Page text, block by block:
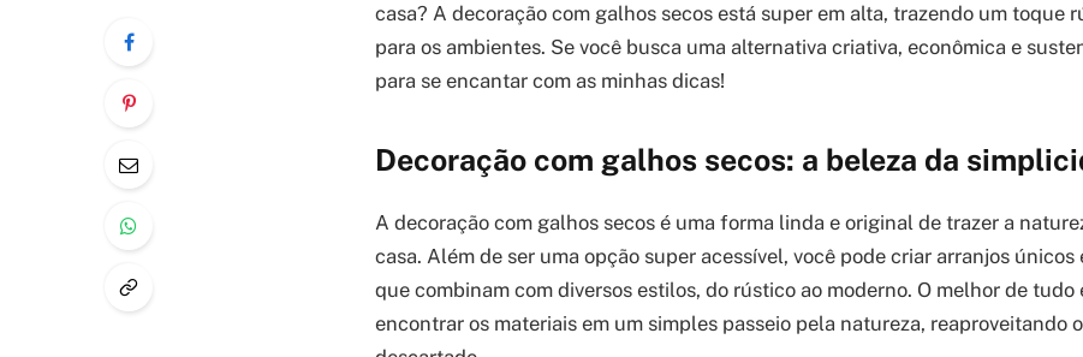
casa? A decoração com galhos secos está super em alta, trazendo um toque
para os ambientes. Se você busca uma alternativa criativa, econômica e
para se encantar com as minhas dicas!
Decoração com galhos secos: a beleza da
A decoração com galhos secos é uma forma linda e original de trazer a
casa. Além de ser uma opção super acessível, você pode criar arranjos únicos
que combinam com diversos estilos, do rústico ao moderno. O melhor de tudo
encontrar os materiais em um simples passeio pela natureza, reaproveitando